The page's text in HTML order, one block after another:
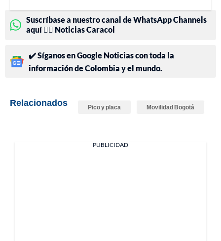
Suscríbase a nuestro canal de WhatsApp Channels
aquí 👉🏻 Noticias Caracol
✔️ Síganos en Google Noticias con toda la
información de Colombia y el mundo.
Relacionados Pico y placa Movilidad Bogotá
PUBLICIDAD